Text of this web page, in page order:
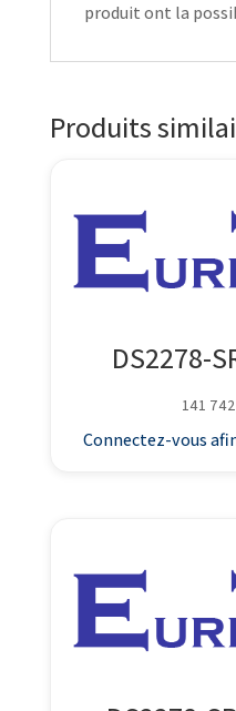
produit ont la
Produits
DS2278-
141
Connectez-vous